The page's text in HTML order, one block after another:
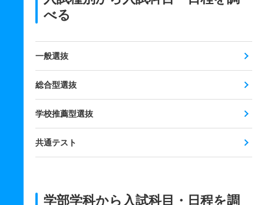
べる
一般選抜
総合型選抜
学校推薦型選抜
共通テスト
学部学科から入試科目・日程を調